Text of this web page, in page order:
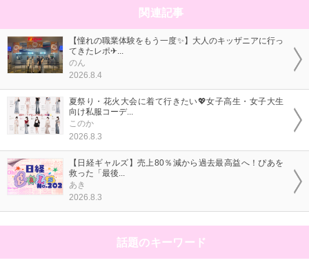
関連記事
【憧れの職業体験をもう一度✨】大人のキッザニアに行っ
てきたレポ✈...
のん
2026.8.4
夏祭り・花火大会に着て行きたい💖女子高生・女子大生
向け私服コーデ...
このか
2026.8.3
【日経ギャルズ】売上80％減から過去最高益へ！ぴあを
救った「最後...
あき
2026.8.3
話題のキーワード